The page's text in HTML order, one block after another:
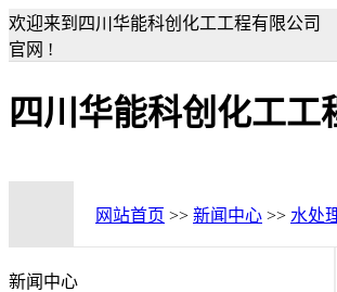
欢迎来到四川华能科创化工工程有限公司
官网 !
四川华能科创化工工
网站首页 >> 新闻中心 >> 水处
新闻中心